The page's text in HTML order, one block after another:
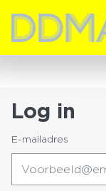
Log in
E-mailadres